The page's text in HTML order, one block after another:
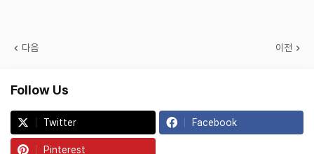
다음 이전
Follow Us
Twitter Facebook
Pinterest